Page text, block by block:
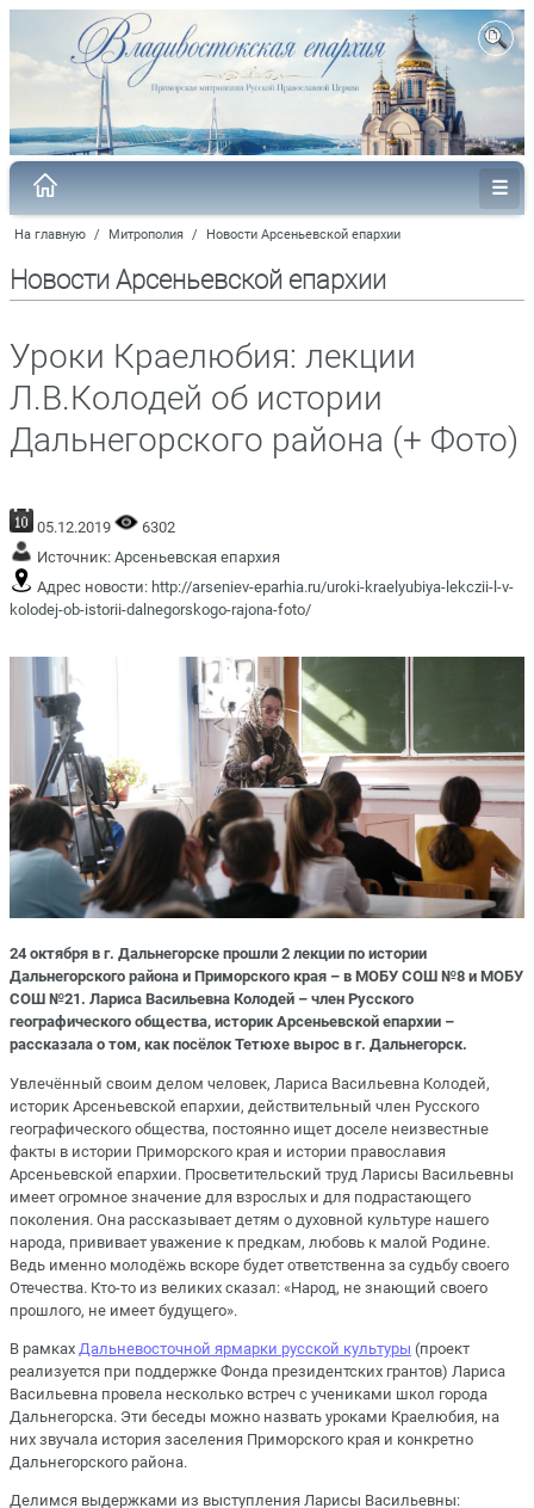
На главную / Митрополия / Новости Арсеньевской епархии
Новости Арсеньевской епархии
Уроки Краелюбия: лекции
Л.В.Колодей об истории
Дальнегорского района (+ Фото)
05.12.2019
6302
Источник: Арсеньевская епархия
Адрес новости: http://arseniev-eparhia.ru/uroki-kraelyubiya-lekczii-l-v-
kolodej-ob-istorii-dalnegorskogo-rajona-foto/
24 октября в г. Дальнегорске прошли 2 лекции по истории
Дальнегорского района и Приморского края – в МОБУ СОШ №8 и МОБУ
СОШ №21. Лариса Васильевна Колодей – член Русского
географического общества, историк Арсеньевской епархии –
рассказала о том, как посёлок Тетюхе вырос в г. Дальнегорск.
Увлечённый своим делом человек, Лариса Васильевна Колодей,
историк Арсеньевской епархии, действительный член Русского
географического общества, постоянно ищет доселе неизвестные
факты в истории Приморского края и истории православия
Арсеньевской епархии. Просветительский труд Ларисы Васильевны
имеет огромное значение для взрослых и для подрастающего
поколения. Она рассказывает детям о духовной культуре нашего
народа, прививает уважение к предкам, любовь к малой Родине.
Ведь именно молодёжь вскоре будет ответственна за судьбу своего
Отечества. Кто-то из великих сказал: «Народ, не знающий своего
прошлого, не имеет будущего».
В рамках Дальневосточной ярмарки русской культуры (проект
реализуется при поддержке Фонда президентских грантов) Лариса
Васильевна провела несколько встреч с учениками школ города
Дальнегорска. Эти беседы можно назвать уроками Краелюбия, на
них звучала история заселения Приморского края и конкретно
Дальнегорского района.
Делимся выдержками из выступления Ларисы Васильевны: